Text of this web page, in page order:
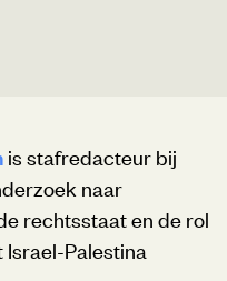
is stafredacteur bij
naar
rechtsstaat en de rol
Palestina